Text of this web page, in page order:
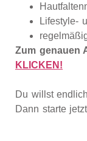
Lifestyle-
Zum genauen
KLICKEN!
Du willst
Dann starte